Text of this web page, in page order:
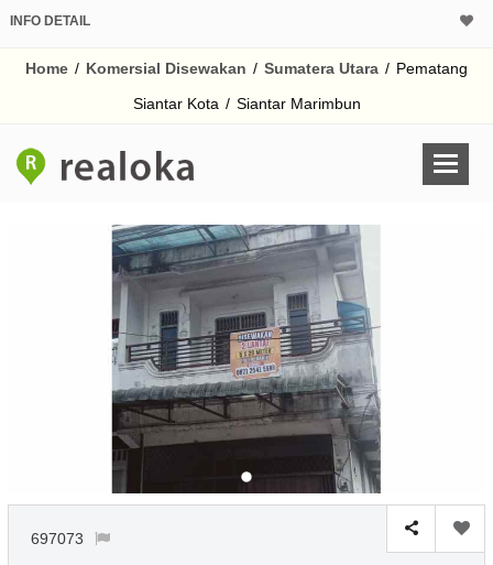
INFO DETAIL
Home / Komersial Disewakan / Sumatera Utara / Pematang
Siantar Kota / Siantar Marimbun
697073